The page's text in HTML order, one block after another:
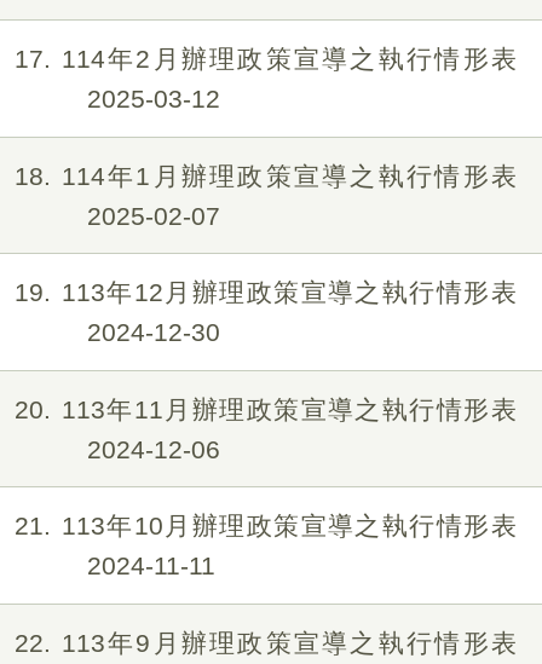
17
114年2月辦理政策宣導之執行情形表
2025-03-12
18
114年1月辦理政策宣導之執行情形表
2025-02-07
19
113年12月辦理政策宣導之執行情形表
2024-12-30
20
113年11月辦理政策宣導之執行情形表
2024-12-06
21
113年10月辦理政策宣導之執行情形表
2024-11-11
22
113年9月辦理政策宣導之執行情形表